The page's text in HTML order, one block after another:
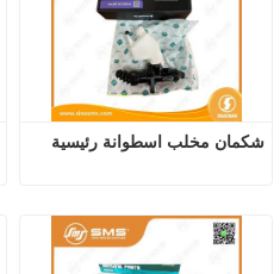
شكمان مخلب اسطوانة رئيسية